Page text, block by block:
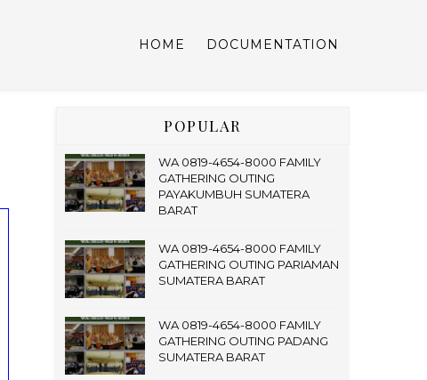
HOME DOCUMENTATION
POPULAR
WA 0819-4654-8000 FAMILY
GATHERING OUTING
PAYAKUMBUH SUMATERA
BARAT
WA 0819-4654-8000 FAMILY
GATHERING OUTING PARIAMAN
SUMATERA BARAT
WA 0819-4654-8000 FAMILY
GATHERING OUTING PADANG
SUMATERA BARAT